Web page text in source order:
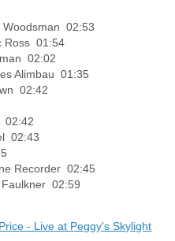
Woodsman 02:53
Ross 01:54
02:02
Alimbau 01:35
02:42
02:42
02:43
Recorder 02:45
Faulkner 02:59
- Live at Peggy's Skylight